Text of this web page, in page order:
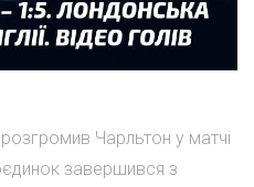
Чарльтон у матчі
завершився з